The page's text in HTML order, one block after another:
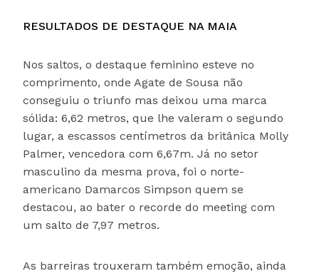
RESULTADOS DE DESTAQUE NA MAIA
Nos saltos, o destaque feminino esteve no
comprimento, onde Agate de Sousa não
conseguiu o triunfo mas deixou uma marca
sólida: 6,62 metros, que lhe valeram o segundo
lugar, a escassos centímetros da britânica Molly
Palmer, vencedora com 6,67m. Já no setor
masculino da mesma prova, foi o norte-
americano Damarcos Simpson quem se
destacou, ao bater o recorde do meeting com
um salto de 7,97 metros.
As barreiras trouxeram também emoção, ainda